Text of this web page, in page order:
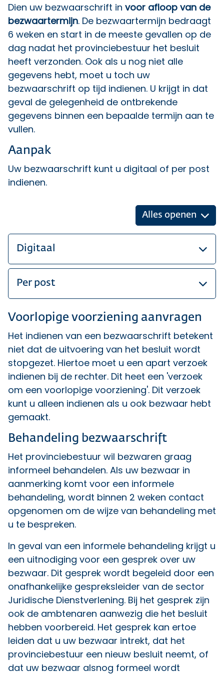
Dien uw bezwaarschrift in voor afloop van de
bezwaartermijn. De bezwaartermijn bedraagt
6 weken en start in de meeste gevallen op de
dag nadat het provinciebestuur het besluit
heeft verzonden. Ook als u nog niet alle
gegevens hebt, moet u toch uw
bezwaarschrift op tijd indienen. U krijgt in dat
geval de gelegenheid de ontbrekende
gegevens binnen een bepaalde termijn aan te
vullen.
Aanpak
Uw bezwaarschrift kunt u digitaal of per post
indienen.
Alles openen
Digitaal
Per post
Voorlopige voorziening aanvragen
Het indienen van een bezwaarschrift betekent
niet dat de uitvoering van het besluit wordt
stopgezet. Hiertoe moet u een apart verzoek
indienen bij de rechter. Dit heet een 'verzoek
om een voorlopige voorziening'. Dit verzoek
kunt u alleen indienen als u ook bezwaar hebt
gemaakt.
Behandeling bezwaarschrift
Het provinciebestuur wil bezwaren graag
informeel behandelen. Als uw bezwaar in
aanmerking komt voor een informele
behandeling, wordt binnen 2 weken contact
opgenomen om de wijze van behandeling met
u te bespreken.
In geval van een informele behandeling krijgt u
een uitnodiging voor een gesprek over uw
bezwaar. Dit gesprek wordt begeleid door een
onafhankelijke gespreksleider van de sector
Juridische Dienstverlening. Bij het gesprek zijn
ook de ambtenaren aanwezig die het besluit
hebben voorbereid. Het gesprek kan ertoe
leiden dat u uw bezwaar intrekt, dat het
provinciebestuur een nieuw besluit neemt, of
dat uw bezwaar alsnog formeel wordt